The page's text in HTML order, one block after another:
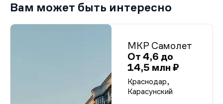
Вам может быть интересно
МКР Самолет
От 4,6 до
14,5 млн ₽
Краснодар,
Карасунский